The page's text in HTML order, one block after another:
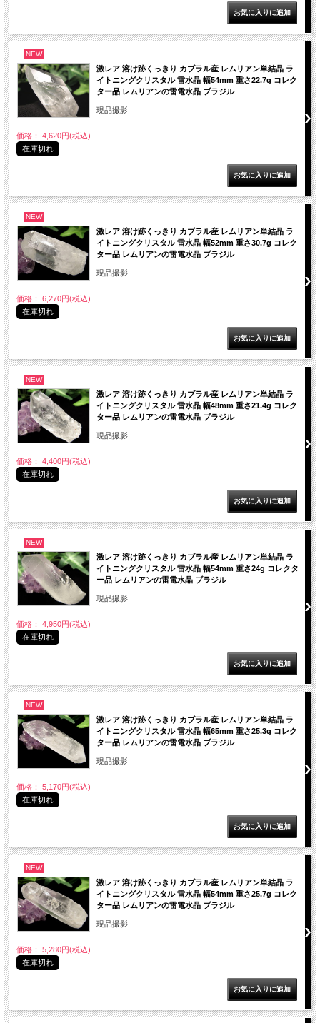
NEW
激レア 溶け跡くっきり カブラル産 レムリアン単結晶 ラ
イトニングクリスタル 雷水晶 幅54mm 重さ22.7g コレク
ター品 レムリアンの雷電水晶 ブラジル
現品撮影
価格： 4,620円(税込)
在庫切れ
NEW
激レア 溶け跡くっきり カブラル産 レムリアン単結晶 ラ
イトニングクリスタル 雷水晶 幅52mm 重さ30.7g コレク
ター品 レムリアンの雷電水晶 ブラジル
現品撮影
価格： 6,270円(税込)
在庫切れ
NEW
激レア 溶け跡くっきり カブラル産 レムリアン単結晶 ラ
イトニングクリスタル 雷水晶 幅48mm 重さ21.4g コレク
ター品 レムリアンの雷電水晶 ブラジル
現品撮影
価格： 4,400円(税込)
在庫切れ
NEW
激レア 溶け跡くっきり カブラル産 レムリアン単結晶 ラ
イトニングクリスタル 雷水晶 幅54mm 重さ24g コレクタ
ー品 レムリアンの雷電水晶 ブラジル
現品撮影
価格： 4,950円(税込)
在庫切れ
NEW
激レア 溶け跡くっきり カブラル産 レムリアン単結晶 ラ
イトニングクリスタル 雷水晶 幅65mm 重さ25.3g コレク
ター品 レムリアンの雷電水晶 ブラジル
現品撮影
価格： 5,170円(税込)
在庫切れ
NEW
激レア 溶け跡くっきり カブラル産 レムリアン単結晶 ラ
イトニングクリスタル 雷水晶 幅54mm 重さ25.7g コレク
ター品 レムリアンの雷電水晶 ブラジル
現品撮影
価格： 5,280円(税込)
在庫切れ